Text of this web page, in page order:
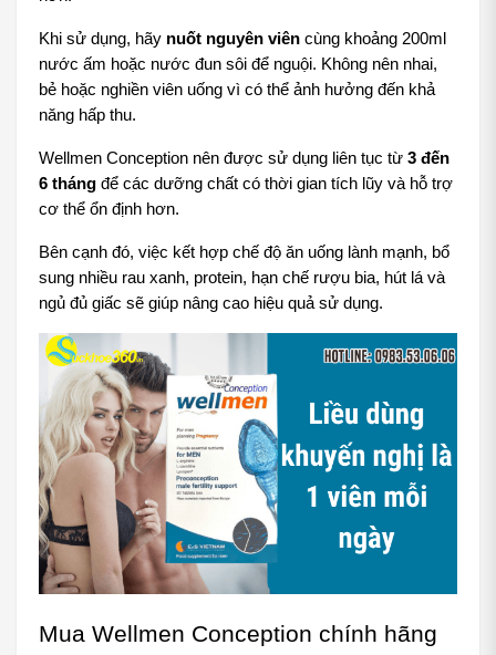
Khi sử dụng, hãy nuốt nguyên viên cùng khoảng 200ml
nước ấm hoặc nước đun sôi để nguội. Không nên nhai,
bẻ hoặc nghiền viên uống vì có thể ảnh hưởng đến khả
năng hấp thu.
Wellmen Conception nên được sử dụng liên tục từ 3 đến
6 tháng để các dưỡng chất có thời gian tích lũy và hỗ trợ
cơ thể ổn định hơn.
Bên cạnh đó, việc kết hợp chế độ ăn uống lành mạnh, bổ
sung nhiều rau xanh, protein, hạn chế rượu bia, hút lá và
ngủ đủ giấc sẽ giúp nâng cao hiệu quả sử dụng.
Mua Wellmen Conception chính hãng